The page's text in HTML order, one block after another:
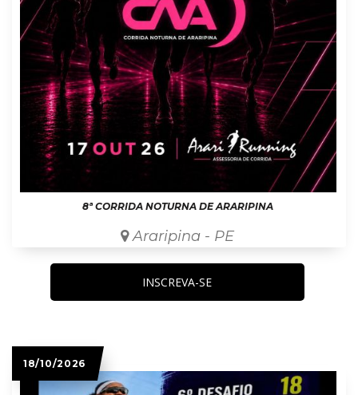
8ª CORRIDA NOTURNA DE ARARIPINA
Araripina - PE
INSCREVA-SE
18/10/2026